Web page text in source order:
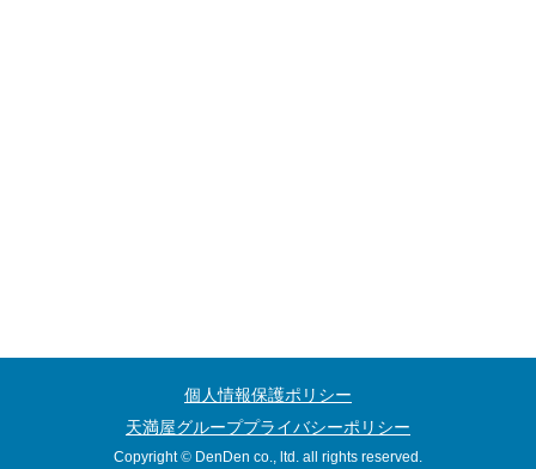
個人情報保護ポリシー
天満屋グループプライバシーポリシー
Copyright© DenDen co., ltd. all rights reserved.